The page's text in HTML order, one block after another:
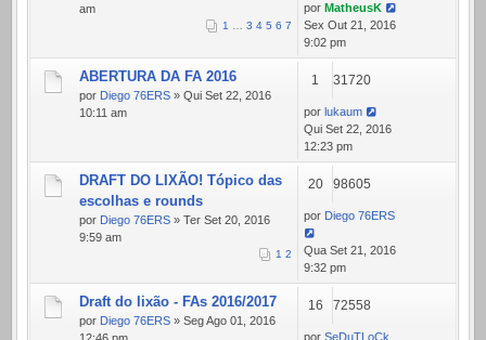
am
1 … 3 4 5 6 7
por MatheusK
Sex Out 21, 2016
9:02 pm
ABERTURA DA FA 2016
por Diego 76ERS » Qui Set 22, 2016
10:11 am
1 31720
por lukaum
Qui Set 22, 2016
12:23 pm
DRAFT DO LIXÃO! Tópico das
escolhas e rounds
por Diego 76ERS » Ter Set 20, 2016
9:59 am
1 2
20 98605
por Diego 76ERS
Qua Set 21, 2016
9:32 pm
Draft do lixão - FAs 2016/2017
por Diego 76ERS » Seg Ago 01, 2016
16 72558
por SeDuTLoCk